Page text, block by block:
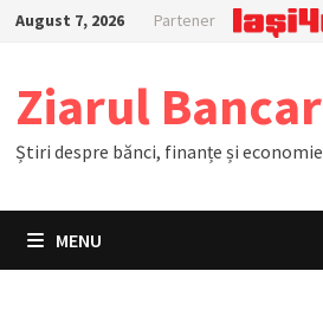
SkipAugust 7, 2026 Partener
Ziarul Bancar
Știri despre bănci, finanțe și economie
MENU